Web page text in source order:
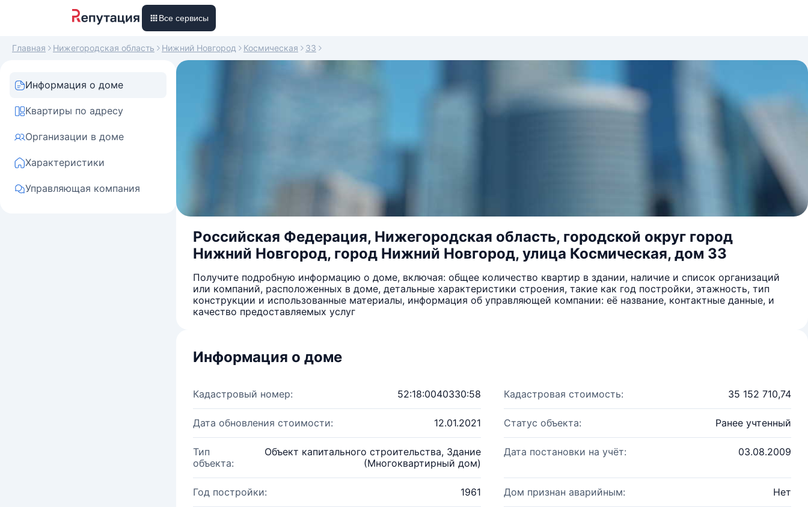
Все сервисы
Главная Нижегородская область Нижний Новгород Космическая 33
Информация о доме
Квартиры по адресу
Организации в доме
Характеристики
Управляющая компания
Российская Федерация, Нижегородская область, городской округ город
Нижний Новгород, город Нижний Новгород, улица Космическая, дом 33
Получите подробную информацию о доме, включая: общее количество квартир в здании, наличие и список организаций
или компаний, расположенных в доме, детальные характеристики строения, такие как год постройки, этажность, тип
конструкции и использованные материалы, информация об управляющей компании: её название, контактные данные, и
качество предоставляемых услуг
Информация о доме
Кадастровый номер: 52:18:0040330:58 Кадастровая стоимость: 35 152 710,74
Дата обновления стоимости: 12.01.2021 Статус объекта: Ранее учтенный
Тип
объекта:
Объект капитального строительства, Здание
(Многоквартирный дом)
Дата постановки на учёт: 03.08.2009
Год постройки: 1961 Дом признан аварийным: Нет